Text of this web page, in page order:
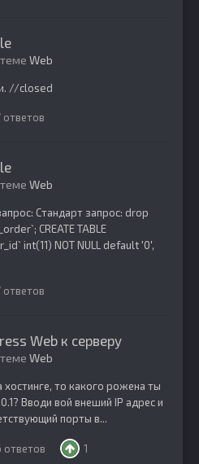
Web
//closed
ответов
Web
Cтандарт запрос: drop
CREATE TABLE
int(11) NOT NULL default '0',
ответов
Web к серверу
Web
хостинге, то какого рожена ты
Вводи вой внеший IP адрес и
порты в...
ответов 1